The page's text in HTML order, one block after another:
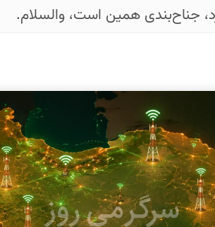
جناح‌بندی همین است، والسلام.